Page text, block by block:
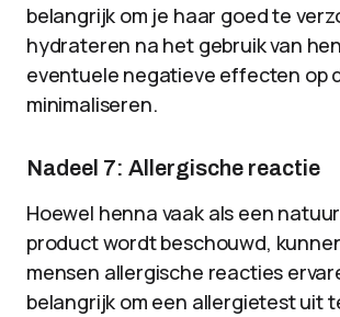
belangrijk om je haar goed te
hydrateren na het gebruik van
eventuele negatieve effecten op
minimaliseren.
Nadeel 7: Allergische reactie
Hoewel henna vaak als een
product wordt beschouwd,
mensen allergische reacties
belangrijk om een allergietest uit